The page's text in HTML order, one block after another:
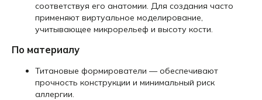
соответствуя его анатомии. Для создания часто
применяют виртуальное моделирование,
учитывающее микрорельеф и высоту кости.
По материалу
Титановые формирователи — обеспечивают
прочность конструкции и минимальный риск
аллергии.